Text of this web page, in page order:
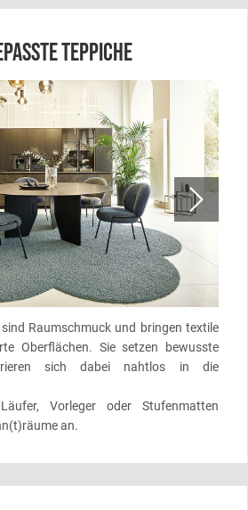
TEPPICHE
Raumschmuck und bringen textile
Oberflächen. Sie setzen bewusste
sich dabei nahtlos in die
Vorleger oder Stufenmatten
an.